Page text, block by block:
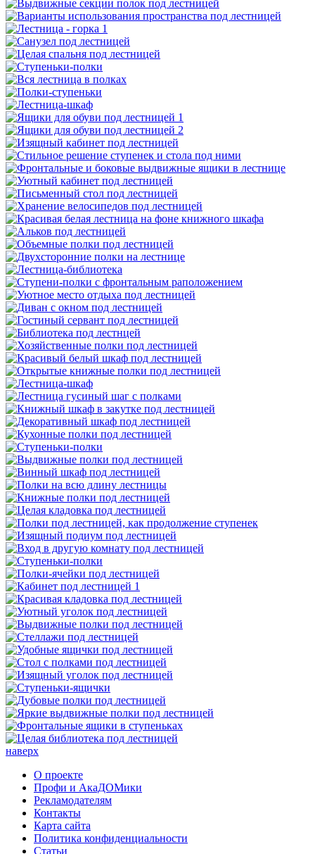
наверх
О проекте
Профи и АкаДОМики
Рекламодателям
Контакты
Карта сайта
Политика конфиденциальности
Статьи